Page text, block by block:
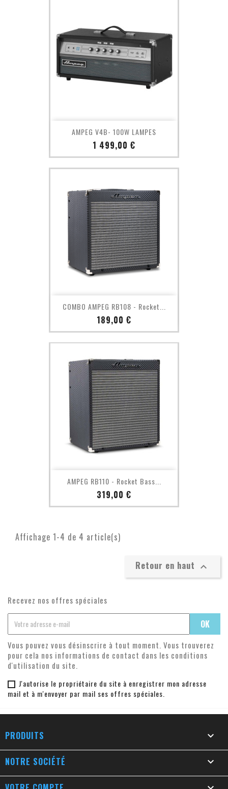
AMPEG V4B- 100W LAMPES
Prix
1 499,00 €
COMBO AMPEG RB108 - Rocket...
Prix
189,00 €
AMPEG RB110 - Rocket Bass...
Prix
319,00 €
Affichage 1-4 de 4 article(s)
Retour en haut 
Recevez nos offres spéciales
Vous pouvez vous désinscrire à tout moment. Vous trouverez
pour cela nos informations de contact dans les conditions
d'utilisation du site.
J'autorise le propriétaire du site à enregistrer mon adresse
mail et à m'envoyer par mail ses offres spéciales.
PRODUITS 
NOTRE SOCIÉTÉ 